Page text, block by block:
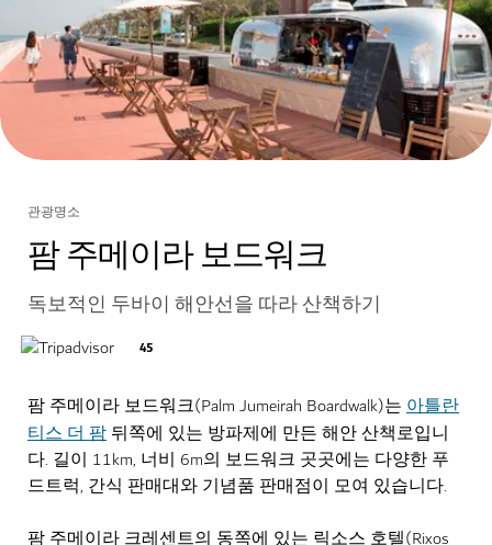
관광명소
팜 주메이라 보드워크
독보적인 두바이 해안선을 따라 산책하기
45
팜 주메이라 보드워크(Palm Jumeirah Boardwalk)는 아틀란
티스 더 팜 뒤쪽에 있는 방파제에 만든 해안 산책로입니
다. 길이 11km, 너비 6m의 보드워크 곳곳에는 다양한 푸
드트럭, 간식 판매대와 기념품 판매점이 모여 있습니다.
팜 주메이라 크레센트의 동쪽에 있는 릭소스 호텔(Rixos